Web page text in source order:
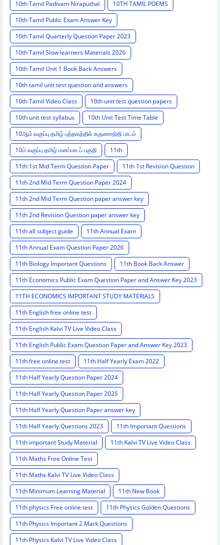
10th Tamil Padivam Niraputhal
10TH TAMIL POEMS
10th Tamil Public Exam Answer Key
10th Tamil Quarterly Question Paper 2023
10th Tamil Slow learners Materials 2026
10th Tamil Unit 1 Book Back Answers
10th tamil unit test question and answers
10th Tamil Video Class
10th unit test question papers
10th unit test syllabus
10th Unit Test Time Table
10ஆம் வகுப்பு தமிழ் புத்தகத்தில் கருணாநிதி பாடம்
10ம் வகுப்பு தமிழ் மனப்பாடப் பகுதி
11th
11th 1st Mid Term Question Paper
11th 1st Revision Question
11th 2nd Mid Term Question Paper 2024
11th 2nd Mid Term Question paper answer key
11th 2nd Revision Question paper answer key
11th all subject guide
11th Annual Exam
11th Annual Exam Question Paper 2026
11th Biology Important Questions
11th Book Back Answer
11th Economics Public Exam Question Paper and Answer Key 2023
11TH ECONOMICS IMPORTANT STUDY MATERIALS
11th English free online test
11th English Kalvi TV Live Video Class
11th English Public Exam Question Paper and Answer Key 2023
11th free online test
11th Half Yearly Exam 2022
11th Half Yearly Question Paper 2024
11th Half Yearly Question Paper 2025
11th Half Yearly Question Paper answer key
11th Half Yearly Questions 2023
11th Important Questions
11th important Study Material
11th Kalvi TV Live Video Class
11th Maths Free Online Test
11th Maths Kalvi TV Live Video Class
11th Minimum Learning Material
11th New Book
11th physics Free online test
11th Physics Golden Questions
11th Physics Important 2 Mark Questions
11th Physics Kalvi TV Live Video Class